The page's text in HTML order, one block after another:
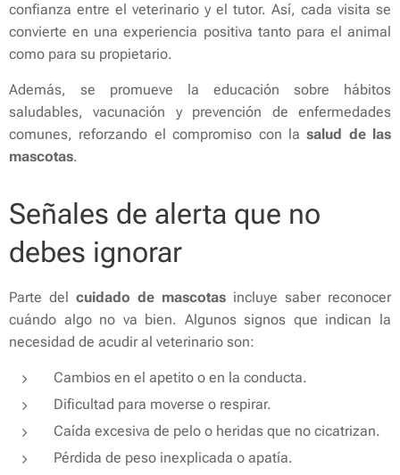
confianza entre el veterinario y el tutor. Así, cada visita se
convierte en una experiencia positiva tanto para el animal
como para su propietario.
Además, se promueve la educación sobre hábitos
saludables, vacunación y prevención de enfermedades
comunes, reforzando el compromiso con lasalud de las
mascotas.
Señales de alerta que no
debes ignorar
Parte del cuidado de mascotas incluye saber reconocer
cuándo algo no va bien. Algunos signos que indican la
necesidad de acudir al veterinario son:
Cambios en el apetito o en la conducta.
Dificultad para moverse o respirar.
Caída excesiva de pelo o heridas que no cicatrizan.
Pérdida de peso inexplicada o apatía.